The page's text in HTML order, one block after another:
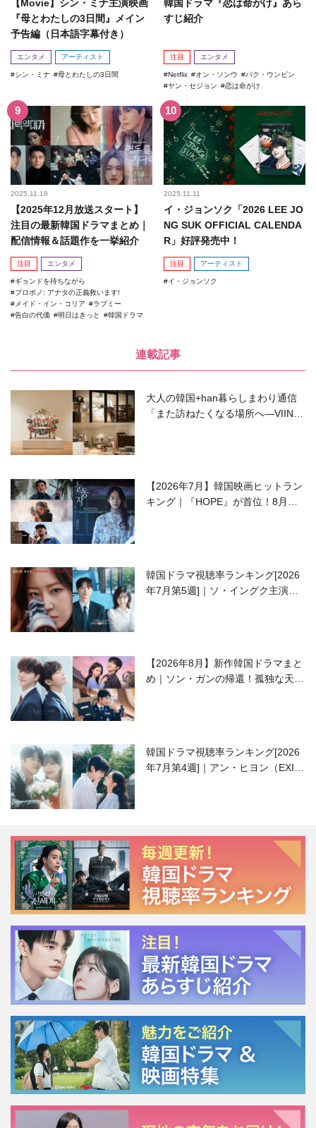
【Movie】シン・ミナ主演映画
『母とわたしの3日間』メイン
予告編（日本語字幕付き）
エンタメ アーティスト
シン・ミナ 母とわたしの3日間
韓国ドラマ『恋は命がけ』あら
すじ紹介
注目 エンタメ
Netflix オン・ソンウ
パク・ウンビン
ヤン・セジョン
恋は命がけ
2025.11.18
【2025年12月放送スタート】
注目の最新韓国ドラマまとめ｜
配信情報＆話題作を一挙紹介
注目 エンタメ
ギョンドを待ちながら
プロボノ: アナタの正義救います!
メイド・イン・コリア
ラブミー
告白の代価
明日はきっと 韓国ドラマ
2025.11.11
イ・ジョンソク「2026 LEE JO
NG SUK OFFICIAL CALENDA
R」好評発売中！
注目 アーティスト
イ・ジョンソク
連載記事
大人の韓国+han暮らしまわり通信
「また訪ねたくなる場所へ―VIIN C
【2026年7月】韓国映画ヒットラン
キング｜『HOPE』が首位！8月公
韓国ドラマ視聴率ランキング[2026
年7月第5週]｜ソ・イングク主演の
【2026年8月】新作韓国ドラマまと
め｜ソン・ガンの帰還！孤独な天才
韓国ドラマ視聴率ランキング[2026
年7月第4週]｜アン・ヒヨン（EXID